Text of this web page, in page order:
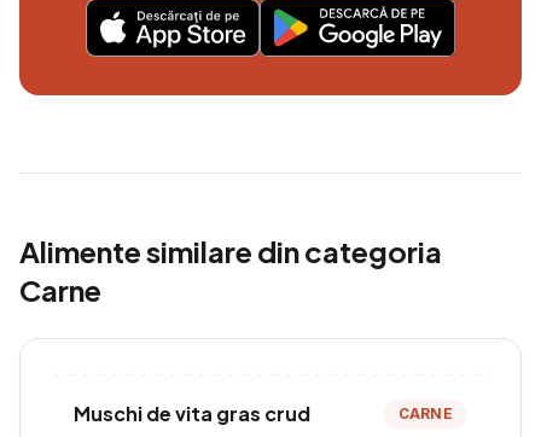
Alimente similare din categoria
Carne
Muschi de vita gras crud CARNE